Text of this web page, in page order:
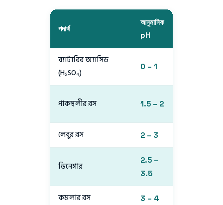
পদার্থ
আনুমানিক
pH
ব্যাটারির অ্যাসিড
(H₂SO₄)
0 – 1
পাকস্থলীর রস 1.5 – 2
লেবুর রস 2 – 3
ভিনেগার
2.5 –
3.5
কমলার রস 3 – 4